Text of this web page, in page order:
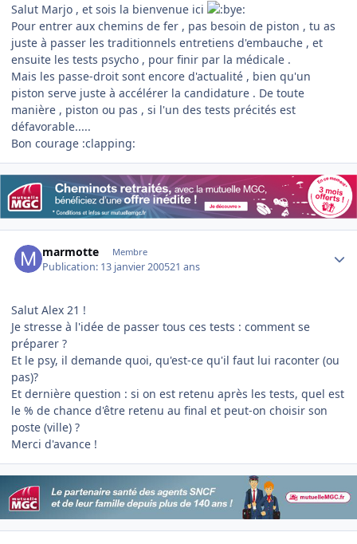
Salut Marjo , et sois la bienvenue ici
Pour entrer aux chemins de fer , pas besoin de piston , tu as
juste à passer les traditionnels entretiens d'embauche , et
ensuite les tests psycho , pour finir par la médicale .
Mais les passe-droit sont encore d'actualité , bien qu'un
piston serve juste à accélérer la candidature . De toute
manière , piston ou pas , si l'un des tests précités est
défavorable.....
Bon courage :clapping:
marmotte Membre
Publication: 13 janvier 200521 ans
Salut Alex 21 !
Je stresse à l'idée de passer tous ces tests : comment se
préparer ?
Et le psy, il demande quoi, qu'est-ce qu'il faut lui raconter (ou
pas)?
Et dernière question : si on est retenu après les tests, quel est
le % de chance d'être retenu au final et peut-on choisir son
poste (ville) ?
Merci d'avance !